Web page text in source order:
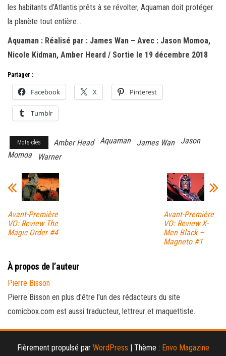
les habitants d’Atlantis prêts à se révolter, Aquaman doit protéger
la planète tout entière…
Aquaman : Réalisé par : James Wan – Avec : Jason Momoa,
Nicole Kidman, Amber Heard / Sortie le 19 décembre 2018
Partager :
Facebook X Pinterest
Tumblr
Mots-clés Amber Head Aquaman James Wan
Jason
Momoa
Warner
Avant-Première
VO: Review The
Magic Order #4
Avant-Première
VO: Review X-
Men Black –
Magneto #1
À propos de l’auteur
Pierre Bisson
Pierre Bisson en plus d'être l'un des rédacteurs du site
comicbox.com est aussi traducteur, lettreur et maquettiste.
Fièrement propulsé par WordPress Thème : Envo Magazine